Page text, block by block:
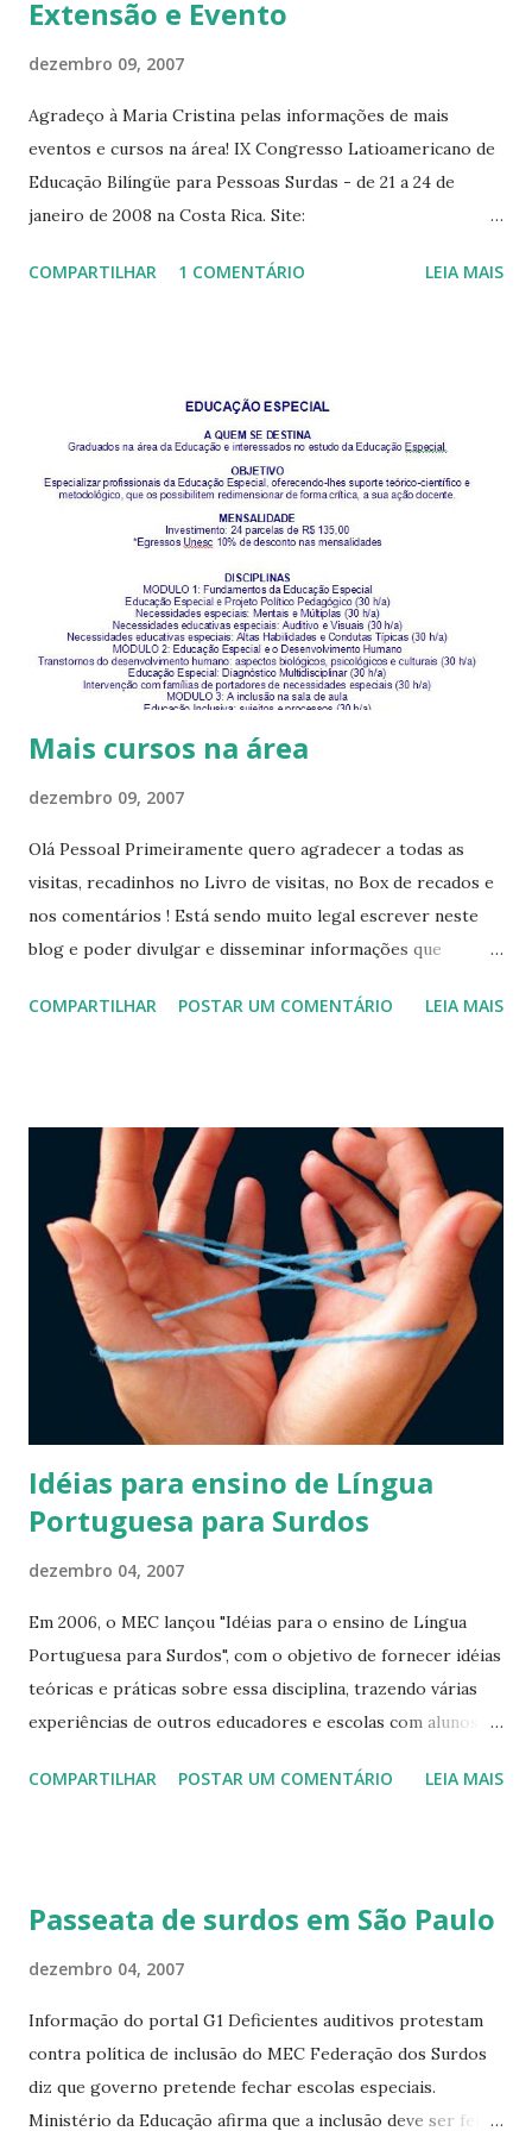
Extensão e Evento
dezembro 09, 2007
Agradeço à Maria Cristina pelas informações de mais
eventos e cursos na área! IX Congresso Latioamericano de
Educação Bilíngüe para Pessoas Surdas - de 21 a 24 de
janeiro de 2008 na Costa Rica. Site:
Cursos de Extensão no Unilasalle :
Língua Brasileira de Sinais – Nível II-LIBRAS Língua
Brasileira de Sinais – Nível III Se você quer divulgar algum
curso ou evento neste blog, escreva para:
vanessadagostim@gmail.com .
COMPARTILHAR 1 COMENTÁRIO LEIA MAIS
Mais cursos na área
dezembro 09, 2007
Olá Pessoal Primeiramente quero agradecer a todas as
visitas, recadinhos no Livro de visitas, no Box de recados e
nos comentários ! Está sendo muito legal escrever neste
blog e poder divulgar e disseminar informações que
da área da surdez e assim uma melhor qualidade de vida a
COMPARTILHAR POSTAR UM COMENTÁRIO LEIA MAIS
Idéias para ensino de Língua
Portuguesa para Surdos
dezembro 04, 2007
Em 2006, o MEC lançou "Idéias para o ensino de Língua
Portuguesa para Surdos", com o objetivo de fornecer idéias
teóricas e práticas sobre essa disciplina, trazendo várias
experiências de outros educadores e escolas com alunos
assunto. Baixar aqui
COMPARTILHAR POSTAR UM COMENTÁRIO LEIA MAIS
Passeata de surdos em São Paulo
dezembro 04, 2007
Informação do portal G1 Deficientes auditivos protestam
contra política de inclusão do MEC Federação dos Surdos
diz que governo pretende fechar escolas especiais.
Ministério da Educação afirma que a inclusão deve ser feita